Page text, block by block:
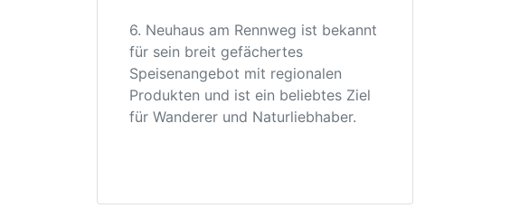
6. Neuhaus am Rennweg ist bekannt
für sein breit gefächertes
Speisenangebot mit regionalen
Produkten und ist ein beliebtes Ziel
für Wanderer und Naturliebhaber.